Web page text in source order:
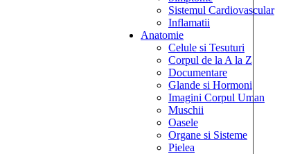
Sistemul Cardiovascular
Inflamatii
Anatomie
Celule si Tesuturi
Corpul de la A la Z
Documentare
Glande si Hormoni
Imagini Corpul Uman
Muschii
Oasele
Organe si Sisteme
Pielea